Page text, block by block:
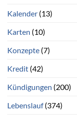
Kalender (13)
Karten (10)
Konzepte (7)
Kredit (42)
Kündigungen (200)
Lebenslauf(374)